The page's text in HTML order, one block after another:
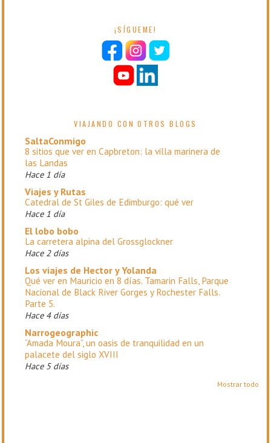
¡SÍGUEME!
VIAJANDO CON OTROS BLOGS
SaltaConmigo
8 sitios que ver en Capbreton: la villa marinera de
las Landas
Hace 1 día
Viajes y Rutas
Catedral de St Giles de Edimburgo: qué ver
Hace 1 día
El lobo bobo
La carretera alpina del Grossglockner
Hace 2 días
Los viajes de Hector y Yolanda
Qué ver en Mauricio en 8 días. Tamarin Falls, Parque
Nacional de Black River Gorges y Rochester Falls.
Parte 5.
Hace 4 días
Narrogeographic
“Amada Moura”, un oasis de tranquilidad en un
palacete del siglo XVIII
Hace 5 días
Mostrar todo